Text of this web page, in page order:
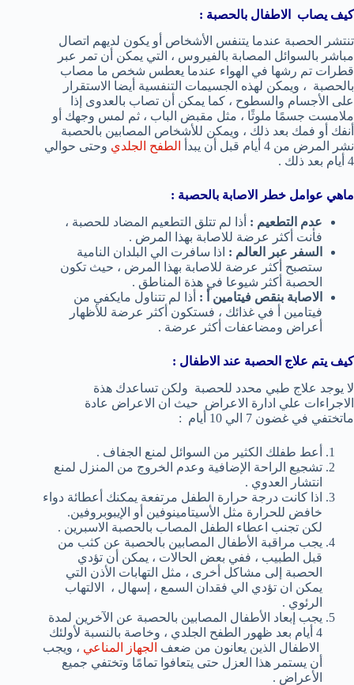
كيف يصاب الاطفال بالحصبة :
تنتشر الحصبة عندما يتنفس الأشخاص أو يكون لديهم اتصال
مباشر بالسوائل المصابة بالفيروس ، التي يمكن أن تمر عبر
قطرات تم رشها في الهواء عندما يعطس شخص ما مصاب
بالحصبة ، ويمكن لهذه الجسيمات التنفسية أيضا الاستقرار
على الأجسام والسطوح ، كما يمكن أن تصاب بالعدوى إذا
ملامست جسمًا ملوثًا ، مثل مقبض الباب ، ثم لمس وجهك أو
أنفك أو فمك بعد ذلك ، ويمكن للأشخاص المصابين بالحصبة
نشر المرض من 4 أيام قبل أن يبدأ
الطفح الجلدي وحتى حوالي
4 أيام بعد ذلك .
ماهي عوامل خطر الاصابة بالحصبة :
عدم التطعيم : أذا لم تتلق التطعيم المضاد للحصبة ،
فأنت أكثر عرضة للاصابة بهذا المرض .
السفر عبر العالم : اذا سافرت الي البلدان النامية
ستصبح أكثر عرضة للاصابة بهذا المرض ، حيث تكون
الحصبة أكثر شيوعا في هذة المناطق .
الاصابة بنقص فيتامين أ : أذا لم تتناول مايكفي من
فيتامين أ في غذائك ، فستكون أكثر عرضة للأظهار
أعراض ومضاعفات أكثر عرضة .
كيف يتم علاج الحصبة عند الاطفال :
لا يوجد علاج طبي محدد للحصبة ولكن تساعدك هذة
الاجراءات علي ادارة الاعراض حيث ان الاعراض عادة
ماتختفي في غضون 7 الي 10 أيام :
أعط طفلك الكثير من السوائل لمنع الجفاف .
تشجيع الراحة الإضافية وعدم الخروج من المنزل لمنع
انتشار العدوي .
اذا كانت درجة حرارة الطفل مرتفعة يمكنك أعطائة دواء
خافض للحرارة مثل الأسيتامينوفين أو الإيبوبروفين.
لكن تجنب اعطاء الطفل المصاب بالحصبة الاسبرين .
يجب مراقبة الأطفال المصابين بالحصبة عن كثب من
قبل الطبيب ، ففي بعض الحالات ، يمكن أن تؤدي
الحصبة إلى مشاكل أخرى ، مثل التهابات الأذن التي
يمكن ان تؤدي الي فقدان السمع ، إسهال ، الالتهاب
الرئوي .
يجب إبعاد الأطفال المصابين بالحصبة عن الآخرين لمدة
4 أيام بعد ظهور الطفح الجلدي ، وخاصة بالنسبة لأولئك
الاطفال الذين يعانون من ضعف الجهاز المناعي ، ويجب
أن يستمر هذا العزل حتى يتعافوا تمامًا وتختفي جميع
الأعراض .